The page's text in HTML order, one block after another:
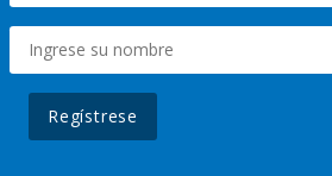
Regístrese